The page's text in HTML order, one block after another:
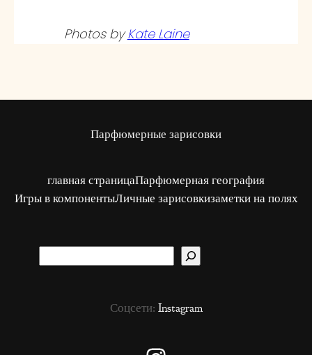
Photos byKate Laine
Парфюмерные зарисовки
главная страницаПарфюмерная география
Игры в компонентыЛичные зарисовкизаметки на полях
Соцсети: Instagram